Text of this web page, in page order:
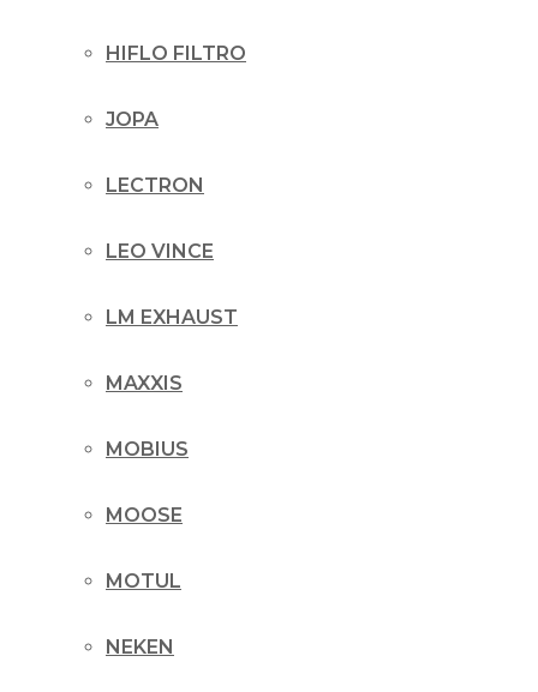
HIFLO FILTRO
JOPA
LECTRON
LEO VINCE
LM EXHAUST
MAXXIS
MOBIUS
MOOSE
MOTUL
NEKEN